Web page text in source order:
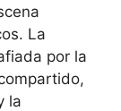
La
por la
la